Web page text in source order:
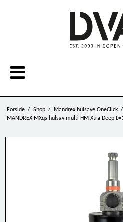
Forside / Shop / Mandrex hulsave OneClick /
MANDREX MXqs hulsav multi HM Xtra Deep